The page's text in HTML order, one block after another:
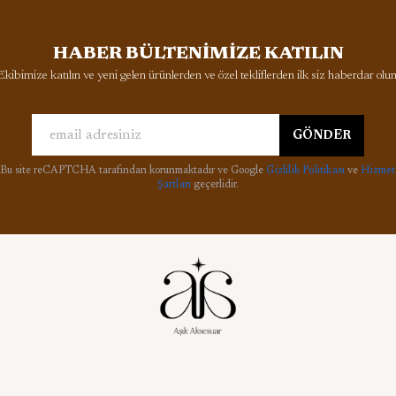
HABER BÜLTENİMİZE KATILIN
katılın ve yeni gelen ürünlerden ve özel tekliflerden ilk siz haberdar
GÖNDER
Bu site reCAPTCHA tarafından korunmaktadır ve Google Gizlilik Politikasıve Hizmet
Şartları geçerlidir.